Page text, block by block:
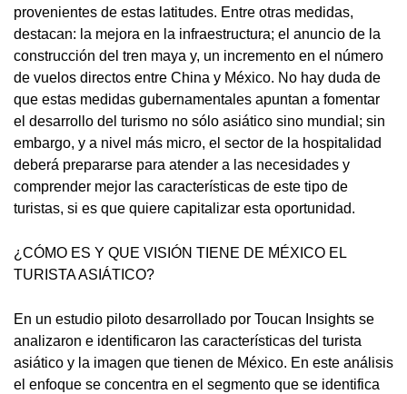
provenientes de estas latitudes. Entre otras medidas,
destacan: la mejora en la infraestructura; el anuncio de la
construcción del tren maya y, un incremento en el número
de vuelos directos entre China y México. No hay duda de
que estas medidas gubernamentales apuntan a fomentar
el desarrollo del turismo no sólo asiático sino mundial; sin
embargo, y a nivel más micro, el sector de la hospitalidad
deberá prepararse para atender a las necesidades y
comprender mejor las características de este tipo de
turistas, si es que quiere capitalizar esta oportunidad.
¿CÓMO ES Y QUE VISIÓN TIENE DE MÉXICO EL
TURISTA ASIÁTICO?
En un estudio piloto desarrollado por Toucan Insights se
analizaron e identificaron las características del turista
asiático y la imagen que tienen de México. En este análisis
el enfoque se concentra en el segmento que se identifica